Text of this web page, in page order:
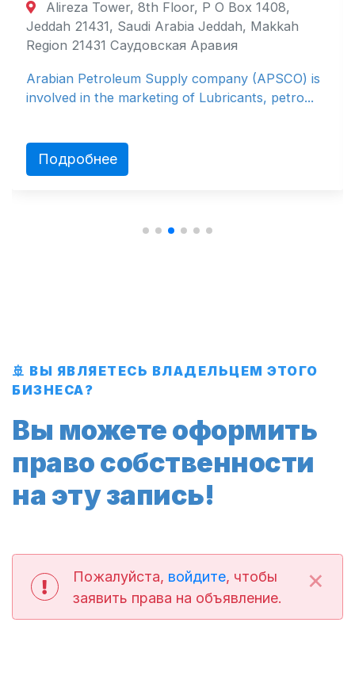
Tower, 8th Floor, P O Box 1408,
Saudi Arabia Jeddah, Makkah
Саудовская Аравия
Supply company (APSCO) is
the marketing of Lubricants, petro...
Port Louis
🚢 ВЫ ЯВЛЯЕТЕСЬ ВЛАДЕЛЬЦЕМ ЭТОГО
БИЗНЕСА?
Вы можете оформить
право собственности
на эту запись!
Пожалуйста, войдите, чтобы
заявить права на объявление.
×